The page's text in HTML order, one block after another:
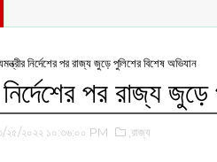
নির্দেশের পর ‌রাজ্য জুড়ে পুলিশের বিশেষ অভিযান
নির্দেশের পর ‌রাজ্য
২৫/২০২২ ১০:৩৬:০০ PM ,রাজ্য